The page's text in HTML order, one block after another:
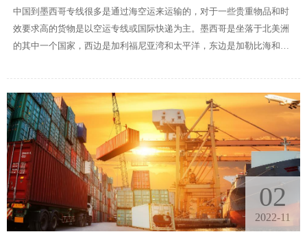
中国到墨西哥专线很多是通过海空运来运输的，对于一些贵重物品和时
效要求高的货物是以空运专线或国际快递为主。墨西哥是坐落于北美洲
的其中一个国家，西边是加利福尼亚湾和太平洋，东边是加勒比海和墨
02
2022-11